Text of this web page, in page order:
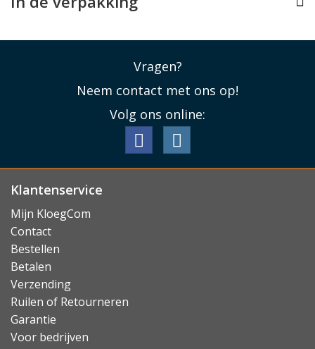
Lees minder
Vragen?
Neem contact met ons op!
Volg ons online:
Klantenservice
Mijn KloegCom
Contact
Bestellen
Betalen
Verzending
Ruilen of Retourneren
Garantie
Voor bedrijven